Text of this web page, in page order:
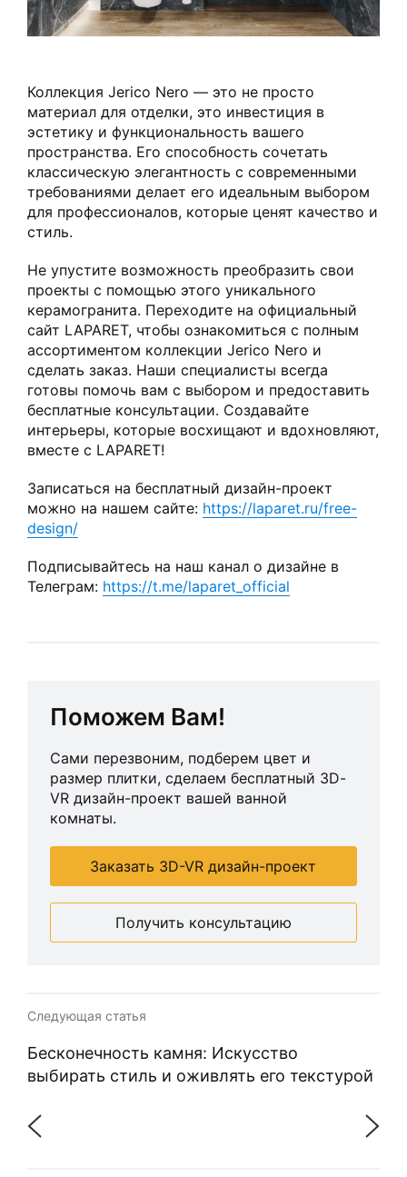
Коллекция Jerico Nero — это не просто
материал для отделки, это инвестиция в
эстетику и функциональность вашего
пространства. Его способность сочетать
классическую элегантность с современными
требованиями делает его идеальным выбором
для профессионалов, которые ценят качество и
стиль.
Не упустите возможность преобразить свои
проекты с помощью этого уникального
керамогранита. Переходите на официальный
сайт LAPARET, чтобы ознакомиться с полным
ассортиментом коллекции Jerico Nero и
сделать заказ. Наши специалисты всегда
готовы помочь вам с выбором и предоставить
бесплатные консультации. Создавайте
интерьеры, которые восхищают и вдохновляют,
вместе с LAPARET!
Записаться на бесплатный дизайн-проект
можно на нашем сайте: https://laparet.ru/free-
design/
Подписывайтесь на наш канал о дизайне в
Телеграм: https://t.me/laparet_official
Поможем Вам!
Сами перезвоним, подберем цвет и
размер плитки, сделаем бесплатный 3D-
VR дизайн-проект вашей ванной
комнаты.
Заказать 3D-VR дизайн-проект
Получить консультацию
Следующая статья
Бесконечность камня: Искусство
выбирать стиль и оживлять его текстурой